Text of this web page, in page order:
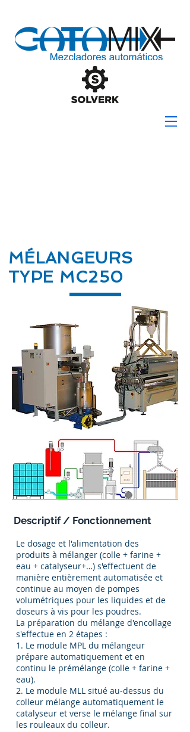
MÉLANGEURS
TYPE MC250
Descriptif / Fonctionnement
Le dosage et l'alimentation des
produits à mélanger (colle + farine +
eau + catalyseur+…) s'effectuent de
manière entièrement automatisée et
continue au moyen de pompes
volumétriques pour les liquides et de
doseurs à vis pour les poudres.
La préparation du mélange d'encollage
s'effectue en 2 étapes :
1. Le module MPL du mélangeur
prépare automatiquement et en
continu le prémélange (colle + farine +
eau).
2. Le module MLL situé au-dessus du
colleur mélange automatiquement le
catalyseur et verse le mélange final sur
les rouleaux du colleur.